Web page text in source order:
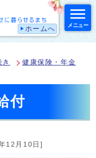
ホームへ メニュー
健康保険・年金
付
12月10日]